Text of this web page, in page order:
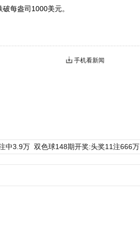
每盎司1000美元。
手机看新闻
中3.9万 双色球148期开奖:头奖11注666万